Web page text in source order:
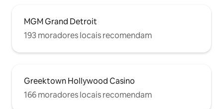
MGM Grand Detroit
193 moradores locais recomendam
Greektown Hollywood Casino
166 moradores locais recomendam